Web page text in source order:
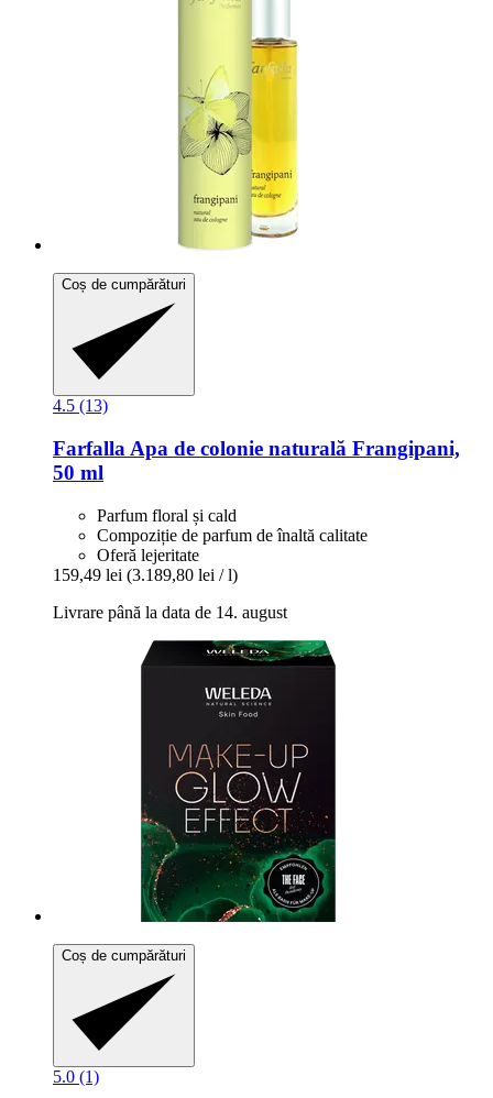
Coș de cumpărături
4.5 (13)
Farfalla Apa de colonie naturală Frangipani,
50 ml
Parfum floral și cald
Compoziție de parfum de înaltă calitate
Oferă lejeritate
159,49 lei (3.189,80 lei / l)
Livrare până la data de 14. august
Coș de cumpărături
5.0 (1)